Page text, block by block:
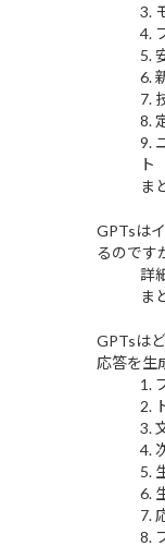
3.
4.
5.
6.
7.
8.
9.
ト
ま
GPTsは
るのです
詳
ま
GPTsは
応答を生
1.
2.
3.
4.
5.
6.
7.
8.